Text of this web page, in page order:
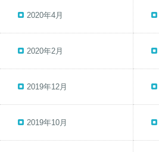
2020年4月
2020年2月
2019年12月
2019年10月